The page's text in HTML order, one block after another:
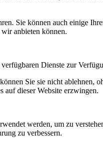
Sie können auch einige
anbieten können.
Dienste zur
Sie sie nicht ablehnen,
auf dieser Website erzwingen.
werden, um zu
zu verbessern.